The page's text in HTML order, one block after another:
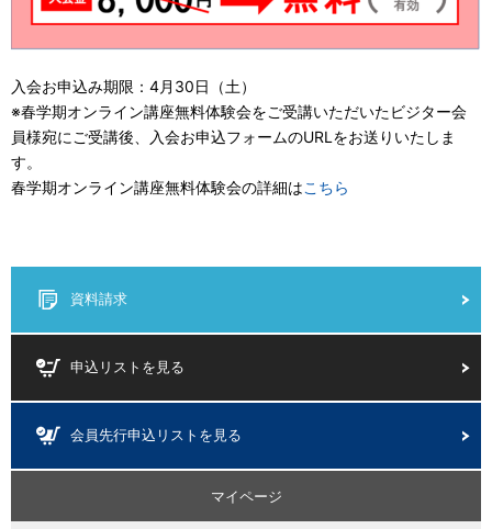
入会お申込み期限：4月30日（土）
※春学期オンライン講座無料体験会をご受講いただいたビジター会
員様宛にご受講後、入会お申込フォームのURLをお送りいたしま
す。
春学期オンライン講座無料体験会の詳細はこちら
資料請求
申込リストを見る
会員先行申込リストを見る
マイページ